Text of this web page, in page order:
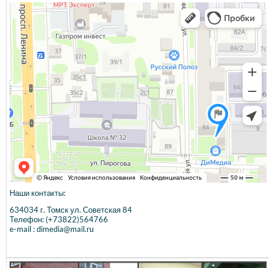
Наши контакты:
634034 г. Томск ул. Советская 84
Телефон: (+73822)564766
e-mail : dimedia@mail.ru